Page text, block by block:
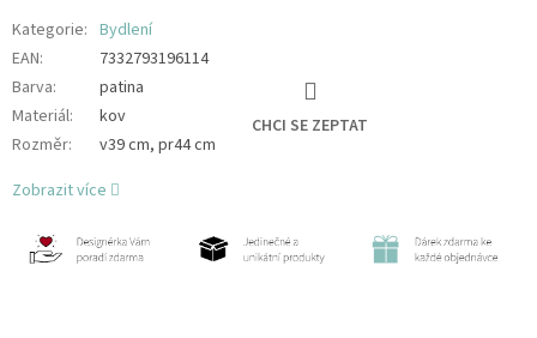
Kategorie: Bydlení
EAN:
7332793196114
Barva:
patina
Materiál:
kov
Rozměr: v39 cm, pr44 cm
CHCI SE ZEPTAT
Zobrazit více